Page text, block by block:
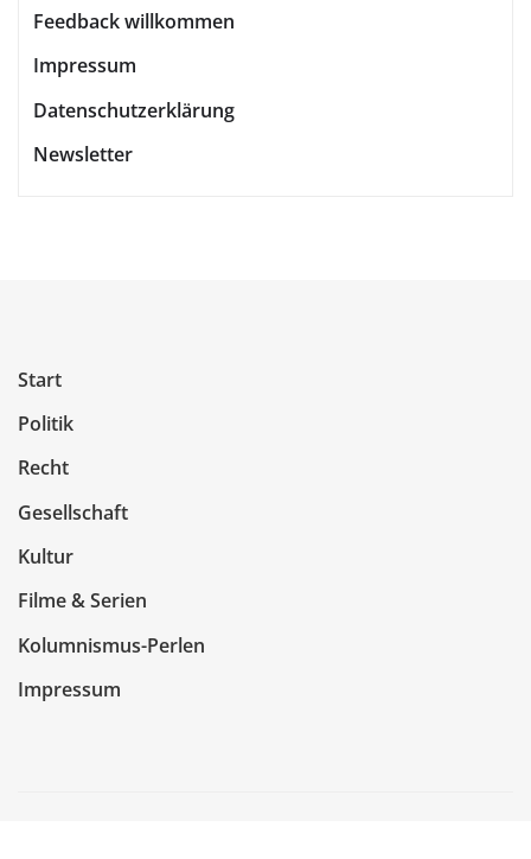
Feedback willkommen
Impressum
Datenschutzerklärung
Newsletter
Start
Politik
Recht
Gesellschaft
Kultur
Filme & Serien
Kolumnismus-Perlen
Impressum